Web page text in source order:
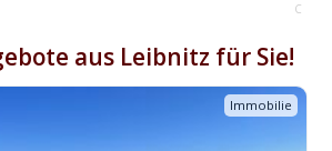
C
aus Leibnitz für Sie!
Immobilie